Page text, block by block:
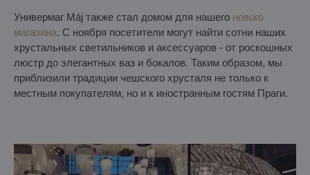
Универмаг Máj также стал домом для нашего нового
магазина. С ноября посетители могут найти сотни наших
хрустальных светильников и аксессуаров - от роскошных
люстр до элегантных ваз и бокалов. Таким образом, мы
приблизили традиции чешского хрусталя не только к
местным покупателям, но и к иностранным гостям Праги.